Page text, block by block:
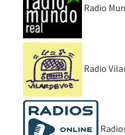
Radio
Radio